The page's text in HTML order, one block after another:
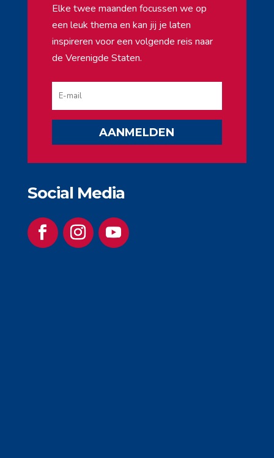
Elke twee maanden focussen we op
een leuk thema en kan jij je laten
inspireren voor een volgende reis naar
de Verenigde Staten.
AANMELDEN
Social Media